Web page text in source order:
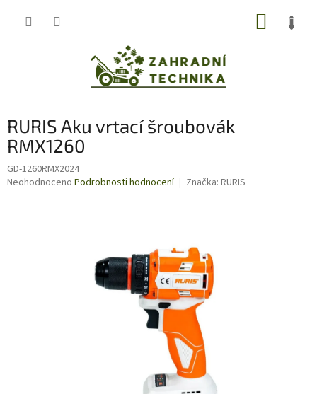
RURIS Aku vrtací šroubovák
RMX1260
GD-1260RMX2024
Průměrné
Neohodnoceno Podrobnosti hodnocení Značka: RURIS